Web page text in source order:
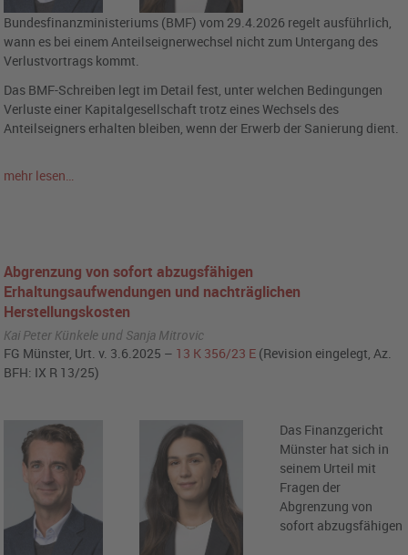
Bundesfinanzministeriums (BMF) vom 29.4.2026 regelt ausführlich,
wann es bei einem Anteilseignerwechsel nicht zum Untergang des
Verlustvortrags kommt.
Das BMF-Schreiben legt im Detail fest, unter welchen Bedingungen
Verluste einer Kapitalgesellschaft trotz eines Wechsels des
Anteilseigners erhalten bleiben, wenn der Erwerb der Sanierung dient.
mehr lesen…
Abgrenzung von sofort abzugsfähigen
Erhaltungsaufwendungen und nachträglichen
Herstellungskosten
Kai Peter Künkele und Sanja Mitrovic
FG Münster, Urt. v. 3.6.2025 – 13 K 356/23 E (Revision eingelegt, Az.
BFH: IX R 13/25)
Das Finanzgericht
Münster hat sich in
seinem Urteil mit
Fragen der
Abgrenzung von
sofort abzugsfähigen